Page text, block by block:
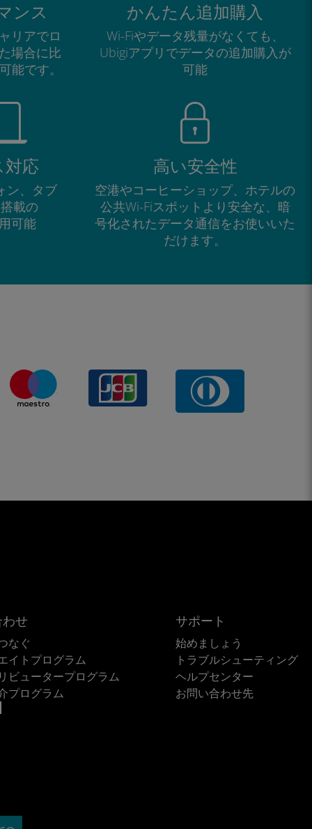
ンス
リアでロ
場合に比
能です。
かんたん追加購入
Wi-Fiやデータ残量がなくても、
Ubigiアプリでデータの追加購入が
可能
応
ン、タブ
載の
可能
高い安全性
空港やコーヒーショップ、ホテルの
公共Wi-Fiスポットより安全な、暗
号化されたデータ通信をお使いいた
だけます。
せ
なぐ
イトプログラム
ビュータープログラム
プログラム
サポート
始めましょう
トラブルシューティング
ヘルプセンター
お問い合わせ先